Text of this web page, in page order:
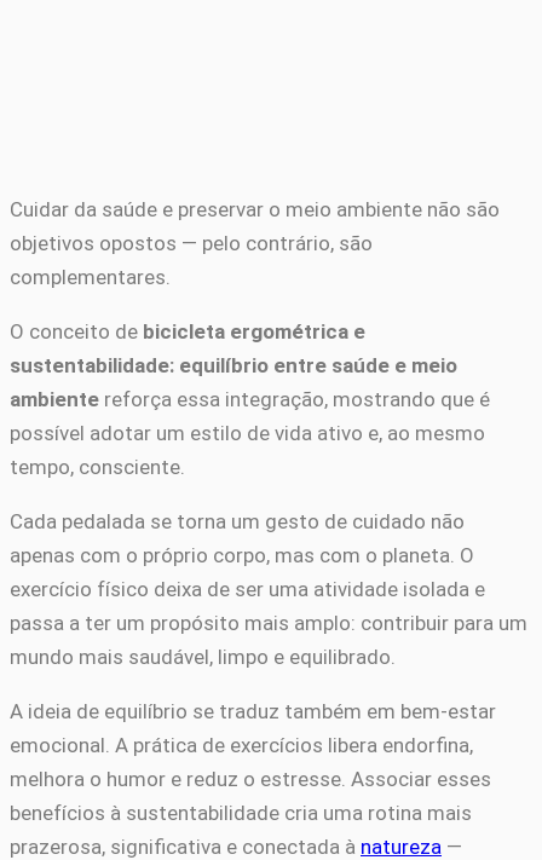
Cuidar da saúde e preservar o meio ambiente não são
objetivos opostos — pelo contrário, são
complementares.
O conceito de bicicleta ergométrica e
sustentabilidade: equilíbrio entre saúde e meio
ambiente reforça essa integração, mostrando que é
possível adotar um estilo de vida ativo e, ao mesmo
tempo, consciente.
Cada pedalada se torna um gesto de cuidado não
apenas com o próprio corpo, mas com o planeta. O
exercício físico deixa de ser uma atividade isolada e
passa a ter um propósito mais amplo: contribuir para um
mundo mais saudável, limpo e equilibrado.
A ideia de equilíbrio se traduz também em bem-estar
emocional. A prática de exercícios libera endorfina,
melhora o humor e reduz o estresse. Associar esses
benefícios à sustentabilidade cria uma rotina mais
prazerosa, significativa e conectada à natureza —